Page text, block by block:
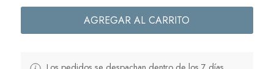
AGREGAR AL CARRITO